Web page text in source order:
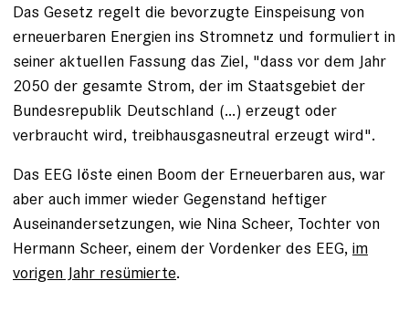
Das Gesetz regelt die bevorzugte Einspeisung von
erneuerbaren Energien ins Stromnetz und formuliert in
seiner aktuellen Fassung das Ziel, "dass vor dem Jahr
2050 der gesamte Strom, der im Staatsgebiet der
Bundesrepublik Deutschland (…) erzeugt oder
verbraucht wird, treibhausgasneutral erzeugt wird".
Das EEG löste einen Boom der Erneuerbaren aus, war
aber auch immer wieder Gegenstand heftiger
Auseinandersetzungen, wie Nina Scheer, Tochter von
Hermann Scheer, einem der Vordenker des EEG, im
vorigen Jahr resümierte.